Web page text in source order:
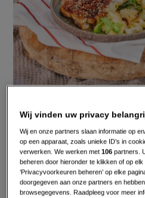
Wij vinden uw privacy
Wij en onze partners slaan informatie op
op een apparaat, zoals unieke ID’s in
verwerken. We werken met106 partners.
beheren door hieronder te klikken of op
‘Privacyvoorkeuren beheren’ op elke
doorgegeven aan onze partners en
browsegegevens. Raadpleeg voor meer